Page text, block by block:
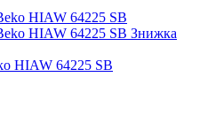
Знижка
HIAW 64225 SB